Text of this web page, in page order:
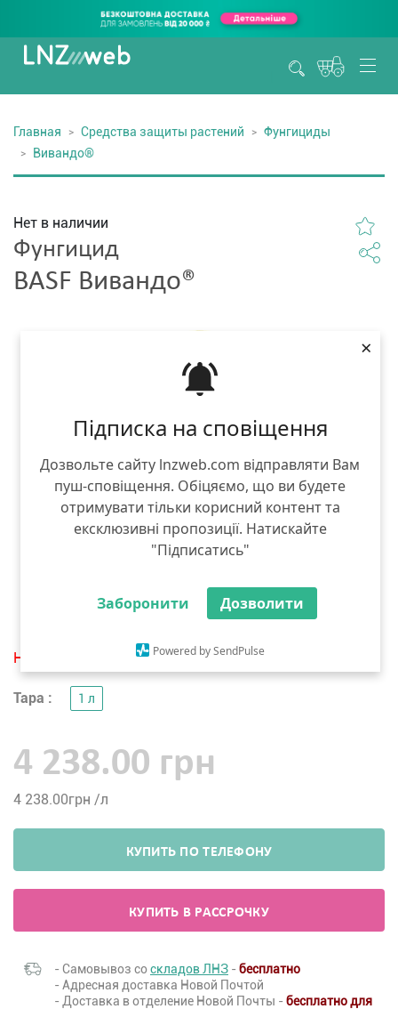
Підписка на сповіщення
Дозвольте сайту lnzweb.com відправляти Вам
пуш-сповіщення. Обіцяємо, що ви будете
отримувати тільки корисний контент та
ексклюзивні пропозиції. Натискайте
"Підписатись"
Заборонити Дозволити
Powered by SendPulse
×
Главная Средства защиты растений
Фунгициды
Вивандо®
Нет в наличии
Фунгицид
BASF Вивандо®
Нет в наличии
Тара : 1 л
4 238.00 грн
4 238.00грн /л
КУПИТЬ ПО ТЕЛЕФОНУ
КУПИТЬ В РАССРОЧКУ
- Самовывоз соскладов ЛНЗ - бесплатно
- Адресная доставка Новой Почтой
- Доставка в отделение Новой Почты - бесплатно для